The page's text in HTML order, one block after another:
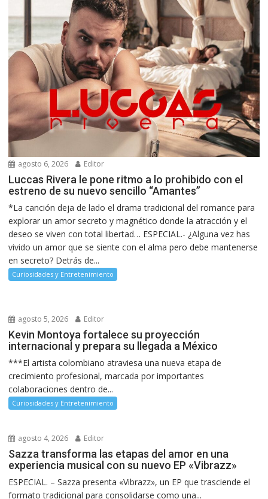
agosto 6, 2026 Editor
Luccas Rivera le pone ritmo a lo prohibido con el
estreno de su nuevo sencillo “Amantes”
*La canción deja de lado el drama tradicional del romance para
explorar un amor secreto y magnético donde la atracción y el
deseo se viven con total libertad… ESPECIAL.- ¿Alguna vez has
vivido un amor que se siente con el alma pero debe mantenerse
en secreto? Detrás de...
Curiosidades y Entretenimiento
agosto 5, 2026 Editor
Kevin Montoya fortalece su proyección
internacional y prepara su llegada a México
***El artista colombiano atraviesa una nueva etapa de
crecimiento profesional, marcada por importantes
colaboraciones dentro de...
Curiosidades y Entretenimiento
agosto 4, 2026 Editor
Sazza transforma las etapas del amor en una
experiencia musical con su nuevo EP «Vibrazz»
ESPECIAL. – Sazza presenta «Vibrazz», un EP que trasciende el
formato tradicional para consolidarse como una...